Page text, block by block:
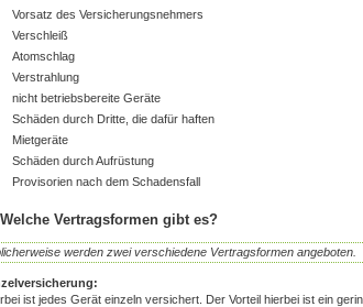
Vorsatz des Versicherungsnehmers
Verschleiß
Atomschlag
Verstrahlung
nicht betriebsbereite Geräte
Schäden durch Dritte, die dafür haften
Mietgeräte
Schäden durch Aufrüstung
Provisorien nach dem Schadensfall
Welche Vertragsformen gibt es?
werden zwei verschiedene Vertragsformen angeboten.
ist jedes Gerät einzeln versichert. Der Vorteil hierbei ist ein